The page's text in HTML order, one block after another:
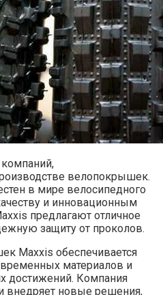
велопокрышек.
в мире велосипедного
и инновационным
предлагают отличное
защиту от проколов.
Maxxis обеспечивается
материалов и
достижений. Компания
внедряет новые решения,